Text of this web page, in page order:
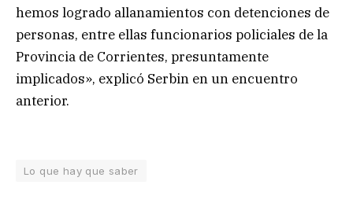
hemos logrado allanamientos con detenciones de
personas, entre ellas funcionarios policiales de la
Provincia de Corrientes, presuntamente
implicados», explicó Serbin en un encuentro
anterior.
Lo que hay que saber